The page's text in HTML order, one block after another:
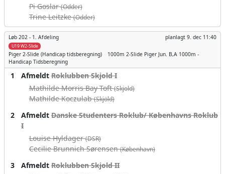
Pi Goslar(Odder)
Trine Leitzke(Odder)
Løb 202 - 1. Afdeling planlagt 9. dec 11:40
U19 W2-Slide
Piger 2-Slide (Handicap tidsberegning) 1000m 2-Slide Piger Jun. B,A 1000m -
Handicap Tidsberegning
1 AfmeldtRoklubben Skjold I
Mathilde Morris Bay Toft(Skjold)
Mathilde Koczulab(Skjold)
2 AfmeldtDanske Studenters Roklub/ Københavns Roklub
I
Louise Hyldager(DSR)
Cecilie Brunnich Sørensen(København)
3 AfmeldtRoklubben Skjold II